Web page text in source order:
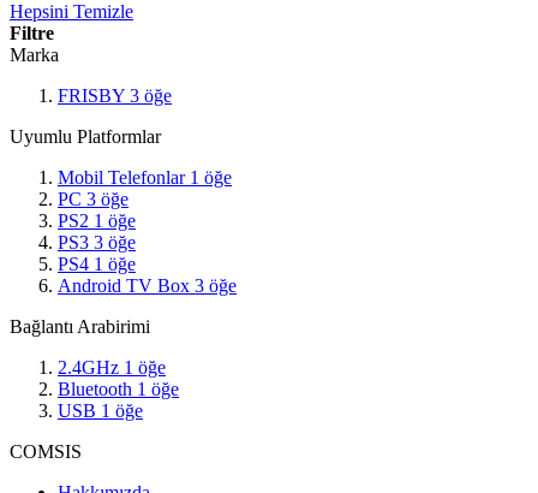
Hepsini Temizle
Filtre
Marka
FRISBY 3 öğe
Uyumlu Platformlar
Mobil Telefonlar 1 öğe
PC 3 öğe
PS2 1 öğe
PS3 3 öğe
PS4 1 öğe
Android TV Box 3 öğe
Bağlantı Arabirimi
2.4GHz 1 öğe
Bluetooth 1 öğe
USB 1 öğe
COMSIS